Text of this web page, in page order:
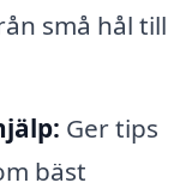
små hål till
Ger tips
bäst